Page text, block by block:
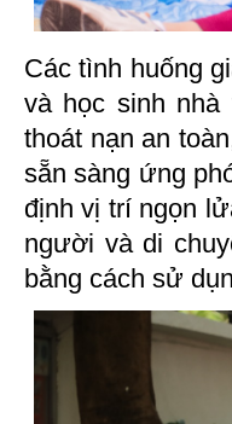
Các tình huống
và học sinh
thoát nạn an
sẵn sàng ứng
định vị trí ngọn
người và di
bằng cách sử